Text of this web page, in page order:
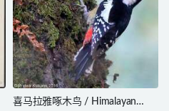
喜马拉雅啄木鸟 / Himalayan